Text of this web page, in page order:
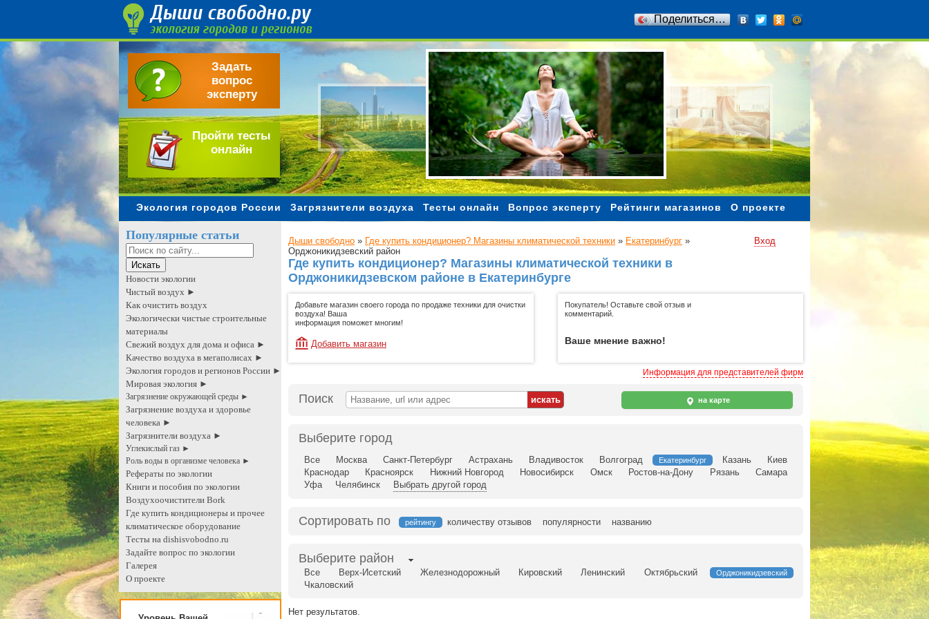
Поделиться…
Задать
вопрос
эксперту
Пройти тесты
онлайн
Чистый воздух
Экология городов России Загрязнители воздуха Тесты онлайн Вопрос эксперту Рейтинги магазинов О проекте
Популярные статьи
Новости экологии
Чистый воздух ►
Как очистить воздух
Экологически чистые строительные
материалы
Свежий воздух для дома и офиса ►
Качество воздуха в мегаполисах ►
Экология городов и регионов России ►
Мировая экология ►
Загрязнение окружающей среды ►
Загрязнение воздуха и здоровье
человека ►
Загрязнители воздуха ►
Углекислый газ ►
Роль воды в организме человека ►
Рефераты по экологии
Книги и пособия по экологии
Воздухоочистители Bork
Где купить кондиционеры и прочее
климатическое оборудование
Тесты на dishisvobodno.ru
Задайте вопрос по экологии
Галерея
О проекте
Дыши свободно » Где купить кондиционер? Магазины климатической техники » Екатеринбург »
Орджоникидзевский район
Вход
Где купить кондиционер? Магазины климатической техники в
Орджоникидзевском районе в Екатеринбурге
Добавьте магазин своего города по продаже техники для очистки
воздуха! Ваша
информация поможет многим!
Добавить магазин
Покупатель! Оставьте свой отзыв и
комментарий.
Ваше мнение важно!
Информация для представителей фирм
Поиск на карте
Выберите город
Все Москва Санкт-Петербург Астрахань Владивосток Волгоград Екатеринбург Казань
Киев
Краснодар
Красноярск Нижний Новгород Новосибирск Омск Ростов-на-Дону Рязань
Самара
Уфа
Челябинск Выбрать другой город
Сортировать по рейтингу количеству отзывов популярности названию
Выберите район
Все Верх-Исетский Железнодорожный Кировский Ленинский Октябрьский Орджоникидзевский
Чкаловский
Нет результатов.